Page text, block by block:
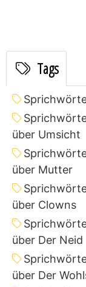
Tags
über Umsicht
über Mutter
über Clowns
über Der Neid
über Der